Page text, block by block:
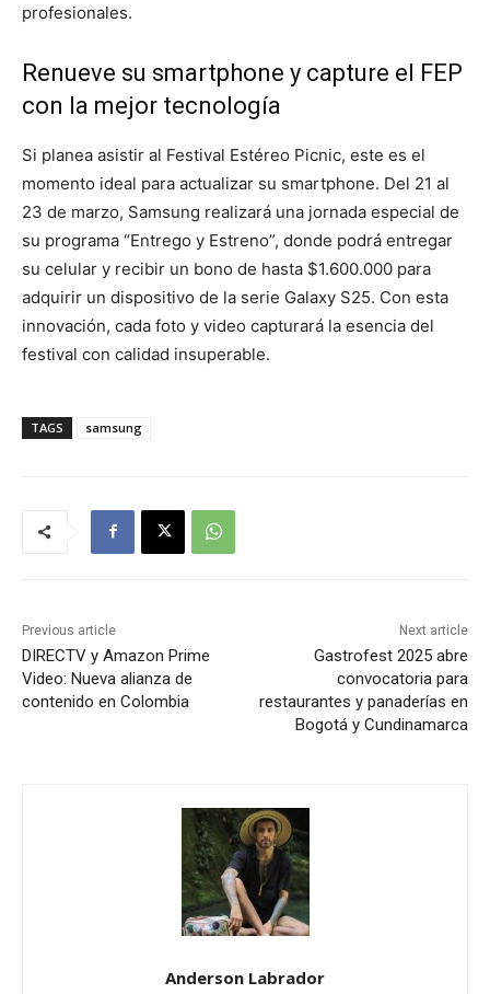
profesionales.
Renueve su smartphone y capture el FEP
con la mejor tecnología
Si planea asistir al Festival Estéreo Picnic, este es el
momento ideal para actualizar su smartphone. Del 21 al
23 de marzo, Samsung realizará una jornada especial de
su programa “Entrego y Estreno”, donde podrá entregar
su celular y recibir un bono de hasta $1.600.000 para
adquirir un dispositivo de la serie Galaxy S25. Con esta
innovación, cada foto y video capturará la esencia del
festival con calidad insuperable.
TAGS samsung
Previous article
DIRECTV y Amazon Prime
Video: Nueva alianza de
contenido en Colombia
Next article
Gastrofest 2025 abre
convocatoria para
restaurantes y panaderías en
Bogotá y Cundinamarca
Anderson Labrador